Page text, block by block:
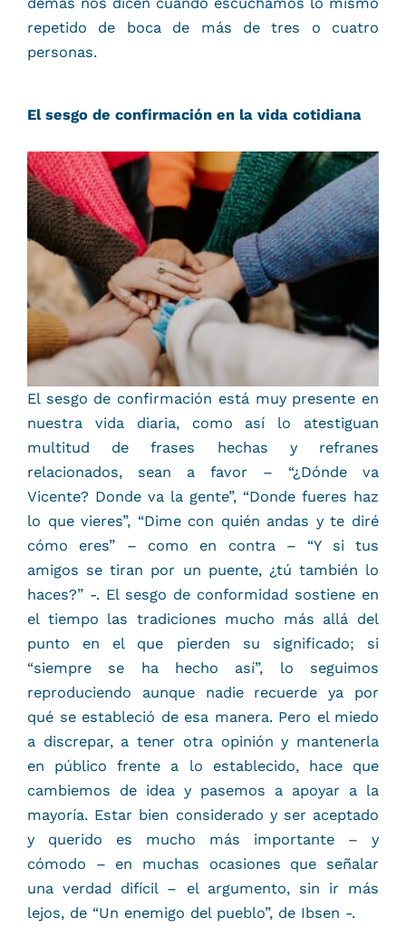
repetido de boca de más de tres o cuatro
personas.
El sesgo de confirmación en la vida cotidiana
El sesgo de confirmación está muy presente en
nuestra vida diaria, como así lo atestiguan
multitud de frases hechas y refranes
relacionados, sean a favor – “¿Dónde va
Vicente? Donde va la gente”, “Donde fueres haz
lo que vieres”, “Dime con quién andas y te diré
cómo eres” – como en contra – “Y si tus
amigos se tiran por un puente, ¿tú también lo
haces?” -. El sesgo de conformidad sostiene en
el tiempo las tradiciones mucho más allá del
punto en el que pierden su significado; si
“siempre se ha hecho así”, lo seguimos
reproduciendo aunque nadie recuerde ya por
qué se estableció de esa manera. Pero el miedo
a discrepar, a tener otra opinión y mantenerla
en público frente a lo establecido, hace que
cambiemos de idea y pasemos a apoyar a la
mayoría. Estar bien considerado y ser aceptado
y querido es mucho más importante – y
cómodo – en muchas ocasiones que señalar
una verdad difícil – el argumento, sin ir más
lejos, de “Un enemigo del pueblo”, de Ibsen -.